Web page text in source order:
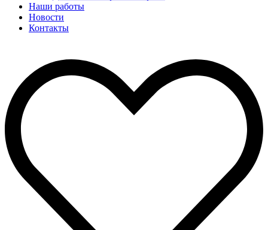
Наши работы
Новости
Контакты